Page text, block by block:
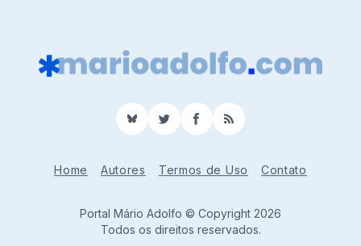
BlueSkyTwitterFacebook
RSS
Home Autores Termos de Uso Contato
Portal Mário Adolfo © Copyright 2026
Todos os direitos reservados.